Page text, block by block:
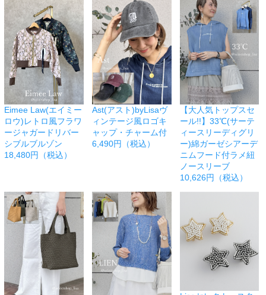
Eimee Law(エイミー
ロウ)レトロ風フラワ
ージャガードリバー
シブルブルゾン
18,480円（税込）
Ast(アスト)byLisaヴ
ィンテージ風ロゴキ
ャップ・チャーム付
6,490円（税込）
【大人気トップスセ
ール!!】33℃(サーテ
ィースリーディグリ
ー)綿ガーゼシアーデ
ニムフード付ラメ紐
ノースリーブ
10,626円（税込）